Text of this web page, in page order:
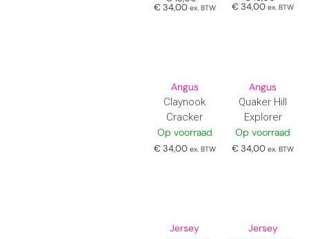
€34,00 ex. BTW €34,00 ex. BTW
Angus
Claynook
Cracker
Op voorraad
€34,00 ex. BTW
Angus
Quaker Hill
Explorer
Op voorraad
€34,00 ex. BTW
Jersey
Jersey